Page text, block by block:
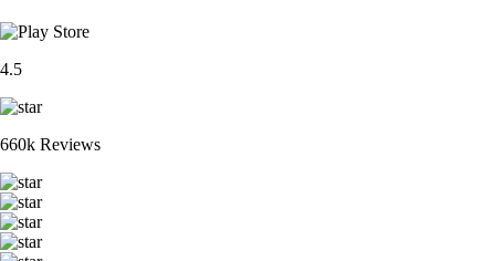
4.5
660k Reviews